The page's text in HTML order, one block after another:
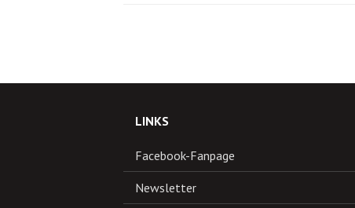
LINKS
Facebook-Fanpage
Newsletter